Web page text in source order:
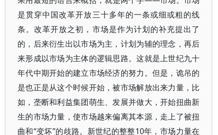
是贯穿中国改革开放三十多年的一条或细或粗的线
条。改革开放之初，市场是作为计划的补充提出了
的，后来衍生出以市场为主，计划为辅的理念，再后
来形成以市场为主体的逻辑思路。这就是上世纪九十
年代中期开始的建立市场经济的努力。但是，诡吊的
是也正是从这个时候开始，被市场解放出来力量，比
如，垄断和利益集团萌生、发展并做大，开始扭曲新
生的市场力量，使市场越来偏离其本源，走上了被扭
曲和“变坏”的歧路。新世纪的整整10年，市场力量在